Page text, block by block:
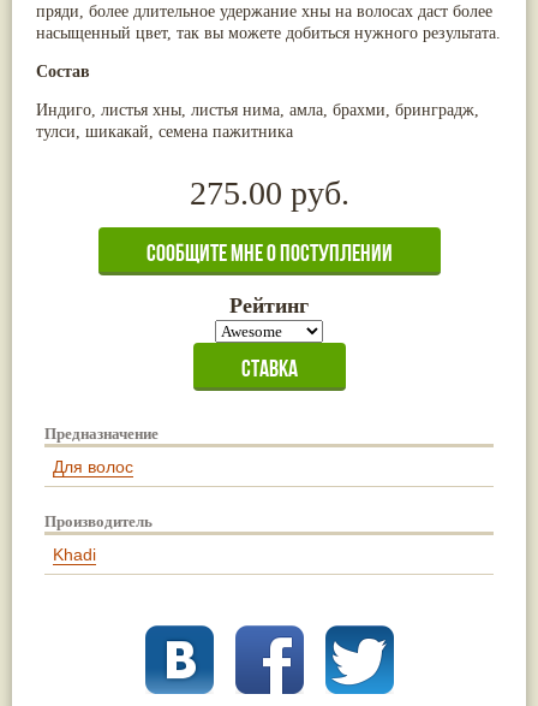
пряди, более длительное удержание хны на волосах даст более
насыщенный цвет, так вы можете добиться нужного результата.
Состав
Индиго, листья хны, листья нима, амла, брахми, бринградж,
тулси, шикакай, семена пажитника
275.00 руб.
Рейтинг
Предназначение
Для волос
Производитель
Khadi